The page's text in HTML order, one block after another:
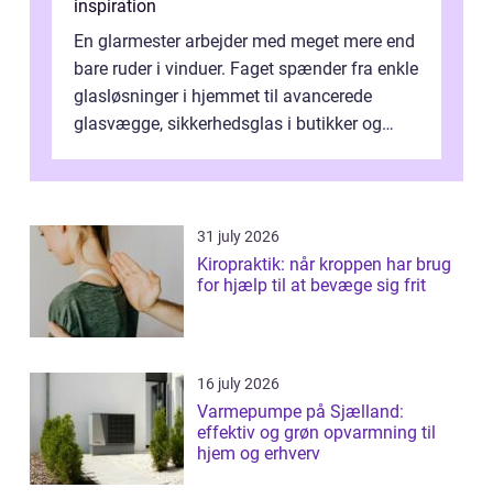
inspiration
En glarmester arbejder med meget mere end
bare ruder i vinduer. Faget spænder fra enkle
glasløsninger i hjemmet til avancerede
glasvægge, sikkerhedsglas i butikker og
31 july 2026
Kiropraktik: når kroppen har brug
for hjælp til at bevæge sig frit
16 july 2026
Varmepumpe på Sjælland:
effektiv og grøn opvarmning til
hjem og erhverv